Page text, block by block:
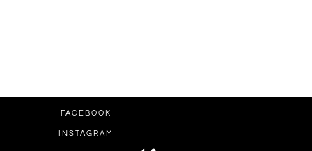
FACEBOOK
INSTAGRAM